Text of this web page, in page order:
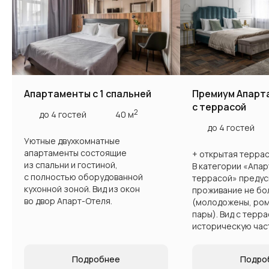
Апартаменты с 1 спальней
до 4 гостей 40 м2
Уютные двухкомнатные
апартаменты состоящие
из спальни и гостиной,
с полностью оборудованной
кухонной зоной. Вид из окон
во двор Апарт-Отеля.
Подробнее
Премиум
с террасой
до 4 гостей
+ открытая
В категории
террасой»
проживание не
(молодожены,
пары). Вид с
историческую
Хорошее место
по версии Яндекс
Контакты
Служба бронирования:
8 (960) 048-01-26
г. Казань, ул. Пушкина 26
reservation_kazan@intermarkresidence.com
Контакты и адрес